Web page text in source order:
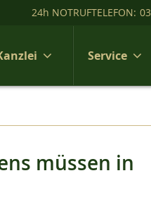
24h NOTRUFTELEFON:
Service
müssen in